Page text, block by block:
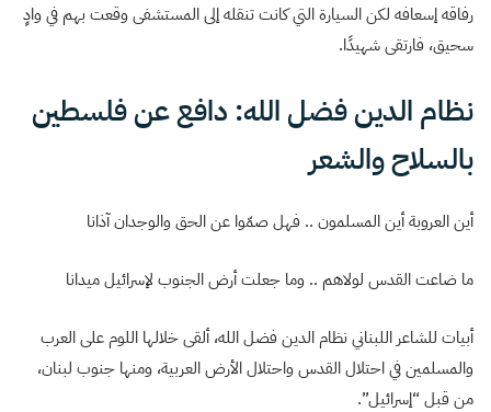
رفاقه إسعافه لكن السيارة التي كانت تنقله إلى المستشفى وقعت بهم في وادٍ
سحيق، فارتقى شهيدًا.
نظام الدين فضل الله: دافع عن فلسطين
بالسلاح والشعر
أين العروبة أين المسلمون .. فهل صمّوا عن الحق والوجدان آذانا
ما ضاعت القدس لولاهم .. وما جعلت أرض الجنوب لإسرائيل ميدانا
أبيات للشاعر اللبناني نظام الدين فضل الله، ألقى خلالها اللوم على العرب
والمسلمين في احتلال القدس واحتلال الأرض العربية، ومنها جنوب لبنان،
من قبل “إسرائيل”.